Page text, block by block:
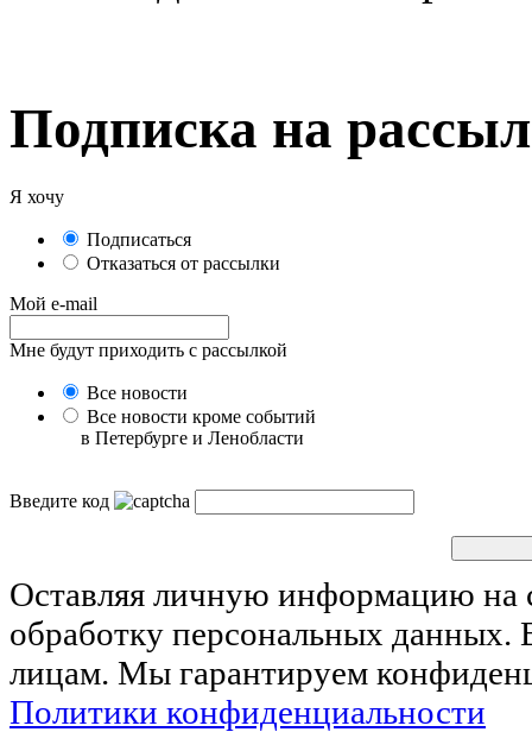
Подписка на
Я хочу
Подписаться
Отказаться от рассылки
Мой e-mail
Мне будут приходить с рассылкой
Все новости
Все новости кроме событий
в Петербурге и Ленобласти
Введите код
Оставляя личную информацию на
обработку персональных
лицам. Мы гарантируем
Политики конфиденциальности